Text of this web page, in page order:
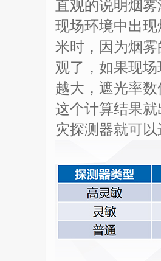
直观的说明烟
现场环境中出
米时，因为烟
观了，如果现
越大，遮光率
这个计算结果
灾探测器就可